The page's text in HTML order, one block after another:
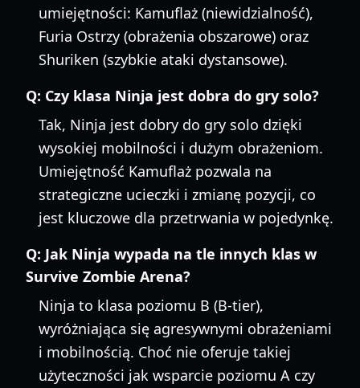
umiejętności: Kamuflaż (niewidzialność),
Furia Ostrzy (obrażenia obszarowe) oraz
Shuriken (szybkie ataki dystansowe).
Q: Czy klasa Ninja jest dobra do gry solo?
Tak, Ninja jest dobry do gry solo dzięki
wysokiej mobilności i dużym obrażeniom.
Umiejętność Kamuflaż pozwala na
strategiczne ucieczki i zmianę pozycji, co
jest kluczowe dla przetrwania w pojedynkę.
Q: Jak Ninja wypada na tle innych klas w
Survive Zombie Arena?
Ninja to klasa poziomu B (B-tier),
wyróżniająca się agresywnymi obrażeniami
i mobilnością. Choć nie oferuje takiej
użyteczności jak wsparcie poziomu A czy